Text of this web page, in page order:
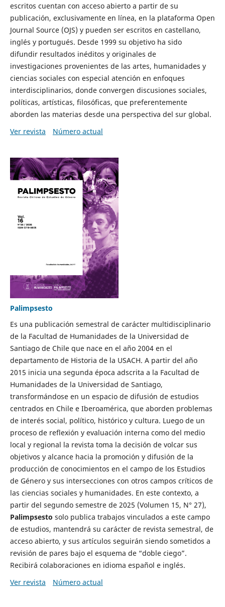
escritos cuentan con acceso abierto a partir de su
publicación, exclusivamente en línea, en la plataforma Open
Journal Source (OJS) y pueden ser escritos en castellano,
inglés y portugués. Desde 1999 su objetivo ha sido
difundir resultados inéditos y originales de
investigaciones provenientes de las artes, humanidades y
ciencias sociales con especial atención en enfoques
interdisciplinarios, donde convergen discusiones sociales,
políticas, artísticas, filosóficas, que preferentemente
aborden las materias desde una perspectiva del sur global.
Ver revista
Número actual
Palimpsesto
Es una publicación semestral de carácter multidisciplinario
de la Facultad de Humanidades de la Universidad de
Santiago de Chile que nace en el año 2004 en el
departamento de Historia de la USACH. A partir del año
2015 inicia una segunda época adscrita a la Facultad de
Humanidades de la Universidad de Santiago,
transformándose en un espacio de difusión de estudios
centrados en Chile e Iberoamérica, que aborden problemas
de interés social, político, histórico y cultura. Luego de un
proceso de reflexión y evaluación interna como del medio
local y regional la revista toma la decisión de volcar sus
objetivos y alcance hacia la promoción y difusión de la
producción de conocimientos en el campo de los Estudios
de Género y sus intersecciones con otros campos críticos de
las ciencias sociales y humanidades. En este contexto, a
partir del segundo semestre de 2025 (Volumen 15, N° 27),
Palimpsesto solo publica trabajos vinculados a este campo
de estudios, mantendrá su carácter de revista semestral, de
acceso abierto, y sus artículos seguirán siendo sometidos a
revisión de pares bajo el esquema de “doble ciego”.
Recibirá colaboraciones en idioma español e inglés.
Ver revista
Número actual